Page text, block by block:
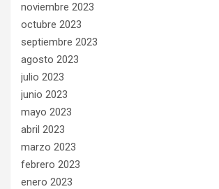
noviembre 2023
octubre 2023
septiembre 2023
agosto 2023
julio 2023
junio 2023
mayo 2023
abril 2023
marzo 2023
febrero 2023
enero 2023